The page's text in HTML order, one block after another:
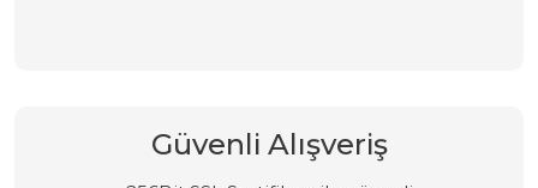
Güvenli Alışveriş